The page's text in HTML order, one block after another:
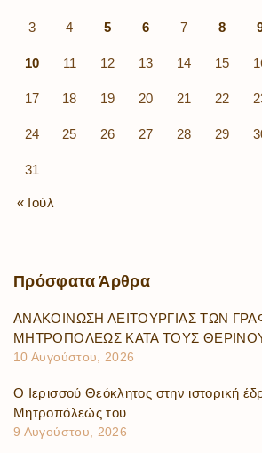
3 4 5 6 7 8
10 11 12 13 14 15
17 18 19 20 21 22
24 25 26 27 28 29
31
« Ιούλ
Πρόσφατα Άρθρα
ΑΝΑΚΟΙΝΩΣΗ ΛΕΙΤΟΥΡΓΙΑΣ ΤΩΝ
ΜΗΤΡΟΠΟΛΕΩΣ ΚΑΤΑ ΤΟΥΣ
10 Αυγούστου, 2026
Ο Ιερισσού Θεόκλητος στην ιστορική
Μητροπόλεώς του
9 Αυγούστου, 2026